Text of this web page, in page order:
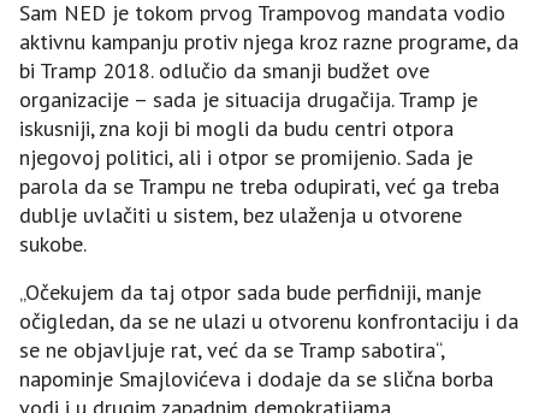
Sam NED je tokom prvog Trampovog mandata vodio
aktivnu kampanju protiv njega kroz razne programe, da
bi Tramp 2018. odlučio da smanji budžet ove
organizacije – sada je situacija drugačija. Tramp je
iskusniji, zna koji bi mogli da budu centri otpora
njegovoj politici, ali i otpor se promijenio. Sada je
parola da se Trampu ne treba odupirati, već ga treba
dublje uvlačiti u sistem, bez ulaženja u otvorene
sukobe.
„Očekujem da taj otpor sada bude perfidniji, manje
očigledan, da se ne ulazi u otvorenu konfrontaciju i da
se ne objavljuje rat, već da se Tramp sabotira“,
napominje Smajlovićeva i dodaje da se slična borba